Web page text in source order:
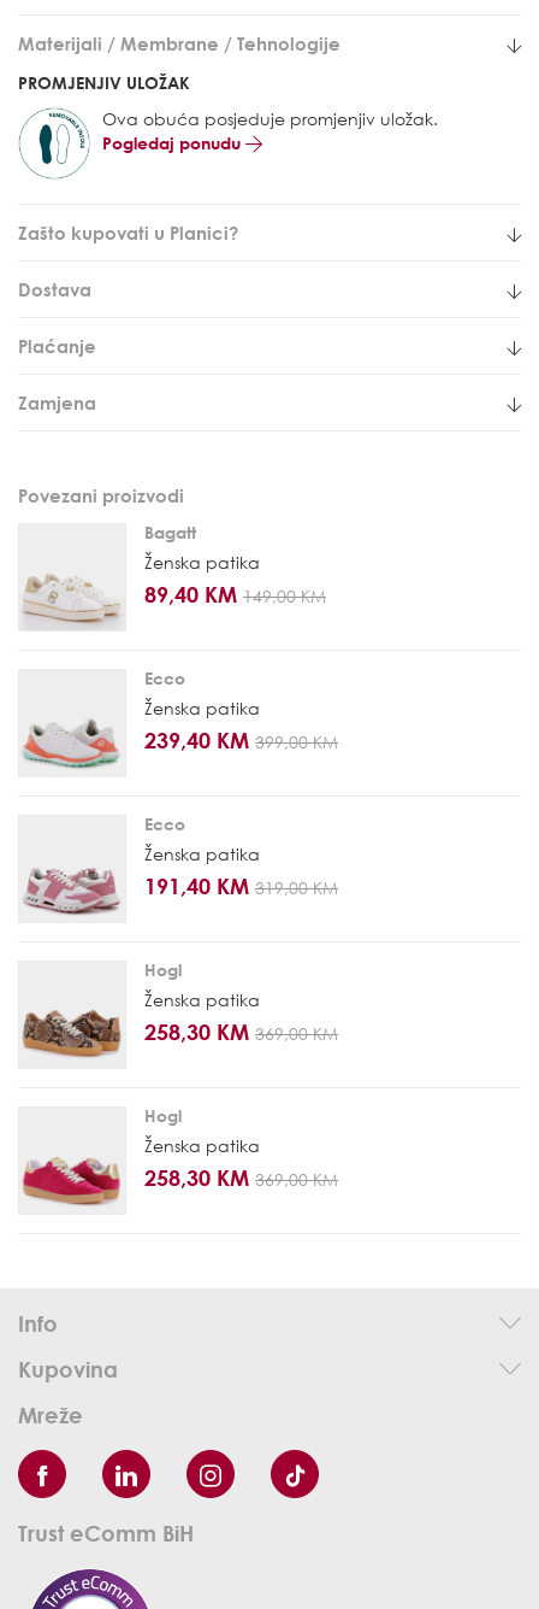
Materijali / Membrane / Tehnologije
PROMJENJIV ULOŽAK
Ova obuća posjeduje promjenjiv uložak.
Pogledaj ponudu
Zašto kupovati u Planici?
Dostava
Plaćanje
Zamjena
Povezani proizvodi
Bagatt
Ženska patika
89,40 KM 149,00 KM
Ecco
Ženska patika
239,40 KM 399,00 KM
Ecco
Ženska patika
191,40 KM 319,00 KM
Hogl
Ženska patika
258,30 KM 369,00 KM
Hogl
Ženska patika
258,30 KM 369,00 KM
Info
Kupovina
Mreže
Trust eComm BiH